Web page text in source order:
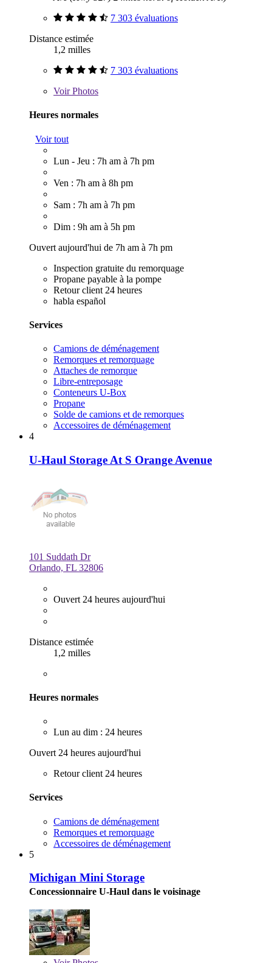
7 303 évaluations
Distance estimée
1,2 milles
7 303 évaluations
VoirPhotos
Heures normales
Voir tout
Lun - Jeu : 7h am à 7h pm
Ven : 7h am à 8h pm
Sam : 7h am à 7h pm
Dim : 9h am à 5h pm
Ouvert aujourd'hui de 7h am à 7h pm
Inspection gratuite du remorquage
Propane payable à la pompe
Retour client 24 heures
habla español
Services
Camions de déménagement
Remorques et remorquage
Attaches de remorque
Libre-entreposage
Conteneurs U-Box
Propane
Solde de camions et de remorques
Accessoires de déménagement
4
U-Haul Storage At S Orange Avenue
101 Suddath Dr
Orlando, FL 32806
Ouvert 24 heures aujourd'hui
Distance estimée
1,2 milles
Heures normales
Lun au dim : 24 heures
Ouvert 24 heures aujourd'hui
Retour client 24 heures
Services
Camions de déménagement
Remorques et remorquage
Accessoires de déménagement
5
Michigan Mini Storage
Concessionnaire U-Haul dans le voisinage